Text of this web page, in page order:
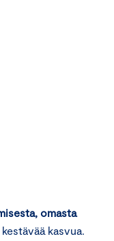
omasta
kasvua.